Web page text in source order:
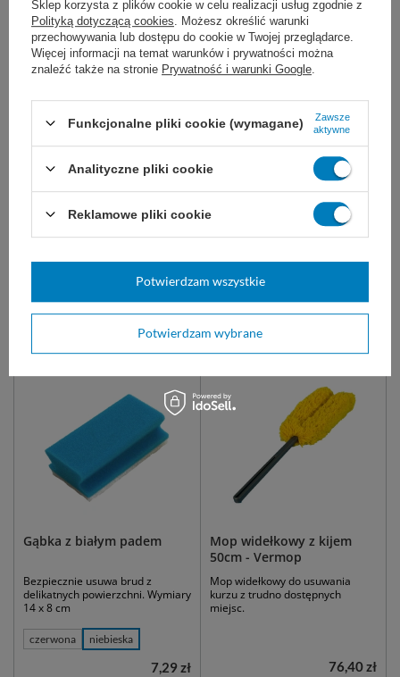
warstwowe (100 szt.) -
BulkySoft
estetycznym kartoniku. Miękkie,
Dostępny
DO KOSZYKA
Gąbka z białym padem
Bezpiecznie usuwa brud z
delikatnych powierzchni. Wymiary
14 x 8 cm
czerwona niebieska
7,29 zł
Mop widełkowy z kijem
50cm - Vermop
Mop widełkowy do usuwania
kurzu z trudno dostępnych
miejsc.
76,40 zł
Sklep korzysta z plików cookie w celu realizacji usług zgodnie z
Polityką dotyczącą cookies . Możesz określić warunki
przechowywania lub dostępu do cookie w Twojej przeglądarce.
Więcej informacji na temat warunków i prywatności można
znaleźć także na stronie Prywatność i warunki Google
Funkcjonalne pliki cookie (wymagane)
Zawsze
aktywne
Analityczne pliki cookie
Reklamowe pliki cookie
Potwierdzam wybrane
Potwierdzam wszystkie